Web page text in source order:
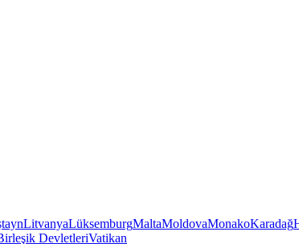
LitvanyaLüksemburgMaltaMoldovaMonakoKaradağ
DevletleriVatikan